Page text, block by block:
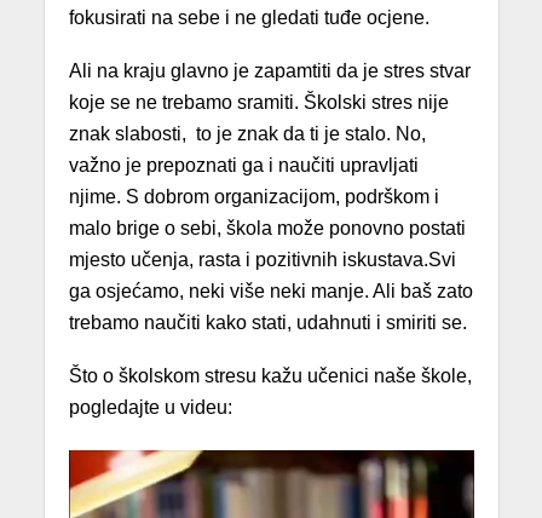
fokusirati na sebe i ne gledati tuđe ocjene.
Ali na kraju glavno je zapamtiti da je stres stvar
koje se ne trebamo sramiti. Školski stres nije
znak slabosti, to je znak da ti je stalo. No,
važno je prepoznati ga i naučiti upravljati
njime. S dobrom organizacijom, podrškom i
malo brige o sebi, škola može ponovno postati
mjesto učenja, rasta i pozitivnih iskustava.Svi
ga osjećamo, neki više neki manje. Ali baš zato
trebamo naučiti kako stati, udahnuti i smiriti se.
Što o školskom stresu kažu učenici naše škole,
pogledajte u videu: